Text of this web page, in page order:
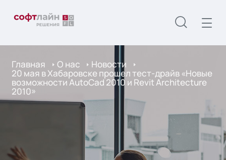
Главная О нас Новости
20 мая в Хабаровске прошел тест-драйв «Новые
возможности AutoCad 2010 и Revit Architecture
2010»